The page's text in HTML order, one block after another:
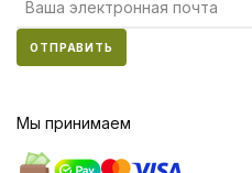
ОТПРАВИТЬ
Мы принимаем